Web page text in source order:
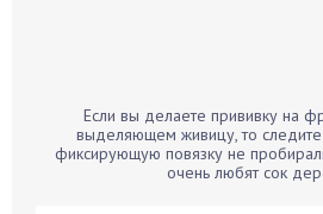
Бархатцы
Бегония
Если вы делаете прививку на
выделяющем живицу, то
фиксирующую повязку не
очень любят сок